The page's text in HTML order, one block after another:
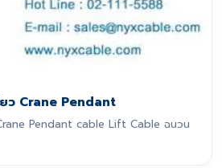
ว Crane Pendant
Pendant cable Lift Cable ฉนวน